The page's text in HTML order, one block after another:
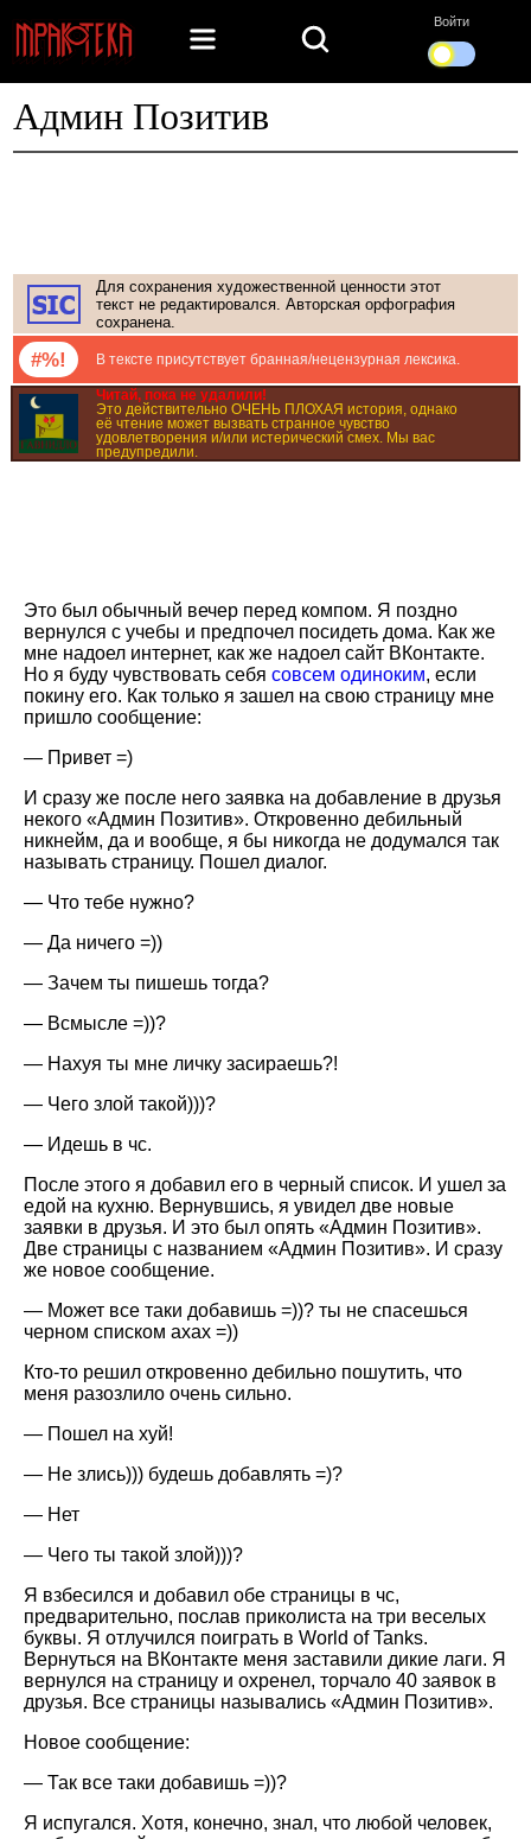
Войти
Админ Позитив
Для сохранения художественной ценности этот
текст не редактировался. Авторская орфография
сохранена.
#%! В тексте присутствует бранная/нецензурная лексика.
Читай, пока не удалили!
Это действительно ОЧЕНЬ ПЛОХАЯ история, однако
её чтение может вызвать странное чувство
удовлетворения и/или истерический смех. Мы вас
предупредили.
Это был обычный вечер перед компом. Я поздно
вернулся с учебы и предпочел посидеть дома. Как же
мне надоел интернет, как же надоел сайт ВКонтакте.
Но я буду чувствовать себя совсем одиноким, если
покину его. Как только я зашел на свою страницу мне
пришло сообщение:
— Привет =)
И сразу же после него заявка на добавление в друзья
некого «Админ Позитив». Откровенно дебильный
никнейм, да и вообще, я бы никогда не додумался так
называть страницу. Пошел диалог.
— Что тебе нужно?
— Да ничего =))
— Зачем ты пишешь тогда?
— Всмысле =))?
— Нахуя ты мне личку засираешь?!
— Чего злой такой)))?
— Идешь в чс.
После этого я добавил его в черный список. И ушел за
едой на кухню. Вернувшись, я увидел две новые
заявки в друзья. И это был опять «Админ Позитив».
Две страницы с названием «Админ Позитив». И сразу
же новое сообщение.
— Может все таки добавишь =))? ты не спасешься
черном списком ахах =))
Кто-то решил откровенно дебильно пошутить, что
меня разозлило очень сильно.
— Пошел на хуй!
— Не злись))) будешь добавлять =)?
— Нет
— Чего ты такой злой)))?
Я взбесился и добавил обе страницы в чс,
предварительно, послав приколиста на три веселых
буквы. Я отлучился поиграть в World of Tanks.
Вернуться на ВКонтакте меня заставили дикие лаги. Я
вернулся на страницу и охренел, торчало 40 заявок в
друзья. Все страницы назывались «Админ Позитив».
Новое сообщение:
— Так все таки добавишь =))?
Я испугался. Хотя, конечно, знал, что любой человек,